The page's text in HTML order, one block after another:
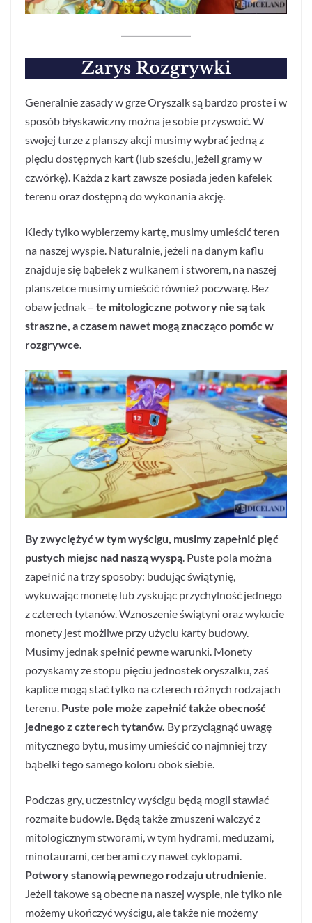
Zarys Rozgrywki
Generalnie zasady w grze Oryszalk są bardzo proste i w
sposób błyskawiczny można je sobie przyswoić. W
swojej turze z planszy akcji musimy wybrać jedną z
pięciu dostępnych kart (lub sześciu, jeżeli gramy w
czwórkę). Każda z kart zawsze posiada jeden kafelek
terenu oraz dostępną do wykonania akcję.
Kiedy tylko wybierzemy kartę, musimy umieścić teren
na naszej wyspie. Naturalnie, jeżeli na danym kaflu
znajduje się bąbelek z wulkanem i stworem, na naszej
planszetce musimy umieścić również poczwarę. Bez
obaw jednak – te mitologiczne potwory nie są tak
straszne, a czasem nawet mogą znacząco pomóc w
rozgrywce.
By zwyciężyć w tym wyścigu, musimy zapełnić pięć
pustych miejsc nad naszą wyspą. Puste pola można
zapełnić na trzy sposoby: budując świątynię,
wykuwając monetę lub zyskując przychylność jednego
z czterech tytanów. Wznoszenie świątyni oraz wykucie
monety jest możliwe przy użyciu karty budowy.
Musimy jednak spełnić pewne warunki. Monety
pozyskamy ze stopu pięciu jednostek oryszalku, zaś
kaplice mogą stać tylko na czterech różnych rodzajach
terenu. Puste pole może zapełnić także obecność
jednego z czterech tytanów. By przyciągnąć uwagę
mitycznego bytu, musimy umieścić co najmniej trzy
bąbelki tego samego koloru obok siebie.
Podczas gry, uczestnicy wyścigu będą mogli stawiać
rozmaite budowle. Będą także zmuszeni walczyć z
mitologicznym stworami, w tym hydrami, meduzami,
minotaurami, cerberami czy nawet cyklopami.
Potwory stanowią pewnego rodzaju utrudnienie.
Jeżeli takowe są obecne na naszej wyspie, nie tylko nie
możemy ukończyć wyścigu, ale także nie możemy